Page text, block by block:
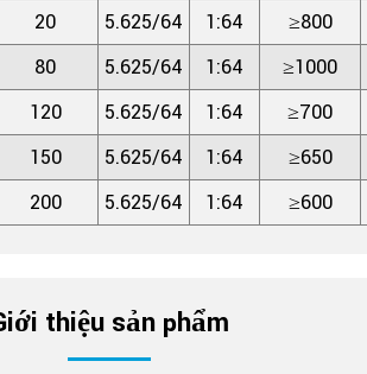
20 5.625/64 1:64 ≥800
80 5.625/64 1:64 ≥1000
120 5.625/64 1:64 ≥700
150 5.625/64 1:64 ≥650
200 5.625/64 1:64 ≥600
thiệu sản phẩm